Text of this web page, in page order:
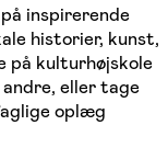
inspirerende
historier, kunst,
på kulturhøjskole
eller tage
oplæg